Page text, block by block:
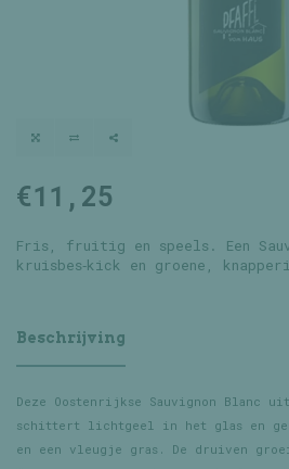
€11,25
Fris, fruitig en speels. Een
kruisbes‑kick en groene,
Beschrijving
Deze Oostenrijkse Sauvignon Blanc
schittert lichtgeel in het glas en
en een vleugje gras. De druiven